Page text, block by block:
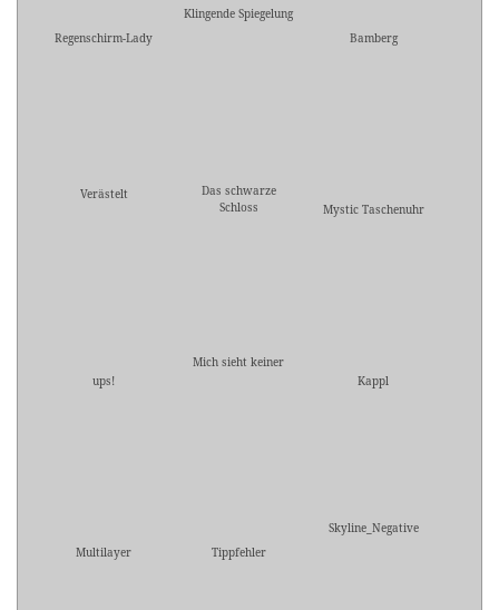
Regenschirm-Lady
Klingende Spiegelung
Bamberg
Verästelt
Das schwarze
Schloss
Mystic Taschenuhr
ups!
Mich sieht keiner
Kappl
Multilayer Tippfehler
Skyline_Negative